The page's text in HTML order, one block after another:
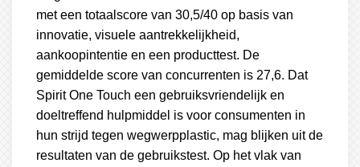
met een totaalscore van 30,5/40 op basis van
innovatie, visuele aantrekkelijkheid,
aankoopintentie en een producttest. De
gemiddelde score van concurrenten is 27,6. Dat
Spirit One Touch een gebruiksvriendelijk en
doeltreffend hulpmiddel is voor consumenten in
hun strijd tegen wegwerpplastic, mag blijken uit de
resultaten van de gebruikstest. Op het vlak van